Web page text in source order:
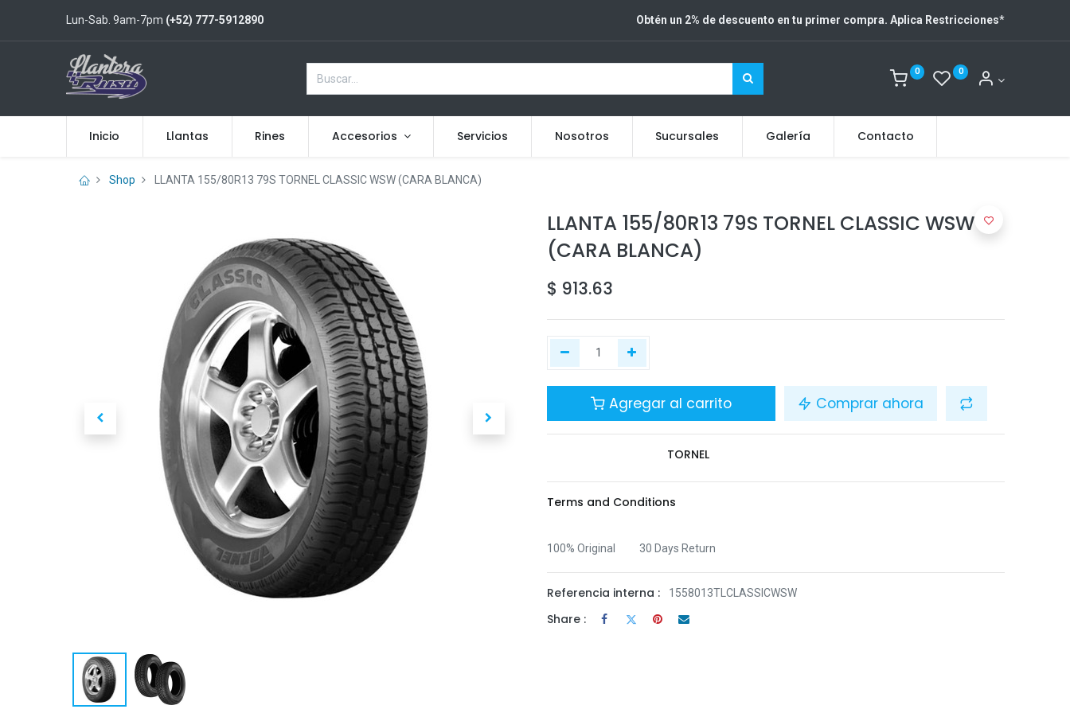
Lun-Sab. 9am-7pm (+52) 777-5912890 Obtén un 2% de descuento en tu primer compra. Aplica Restricciones*
0 0
Inicio Llantas Rines Accesorios Servicios Nosotros Sucursales Galería Contacto
Shop LLANTA 155/80R13 79S TORNEL CLASSIC WSW (CARA BLANCA)
LLANTA 155/80R13 79S TORNEL CLASSIC WSW
(CARA BLANCA)
$ 913.63
Agregar al carrito Comprar ahora
TORNEL
Terms and Conditions
100% Original 30 Days Return
Referencia interna : 1558013TLCLASSICWSW
Share :